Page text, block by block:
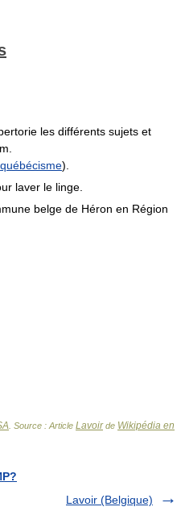
les différents sujets et
québécisme).
laver le linge.
belge de Héron en Région
. Source : Article Lavoirde Wikipédia en
Lavoir (Belgique)